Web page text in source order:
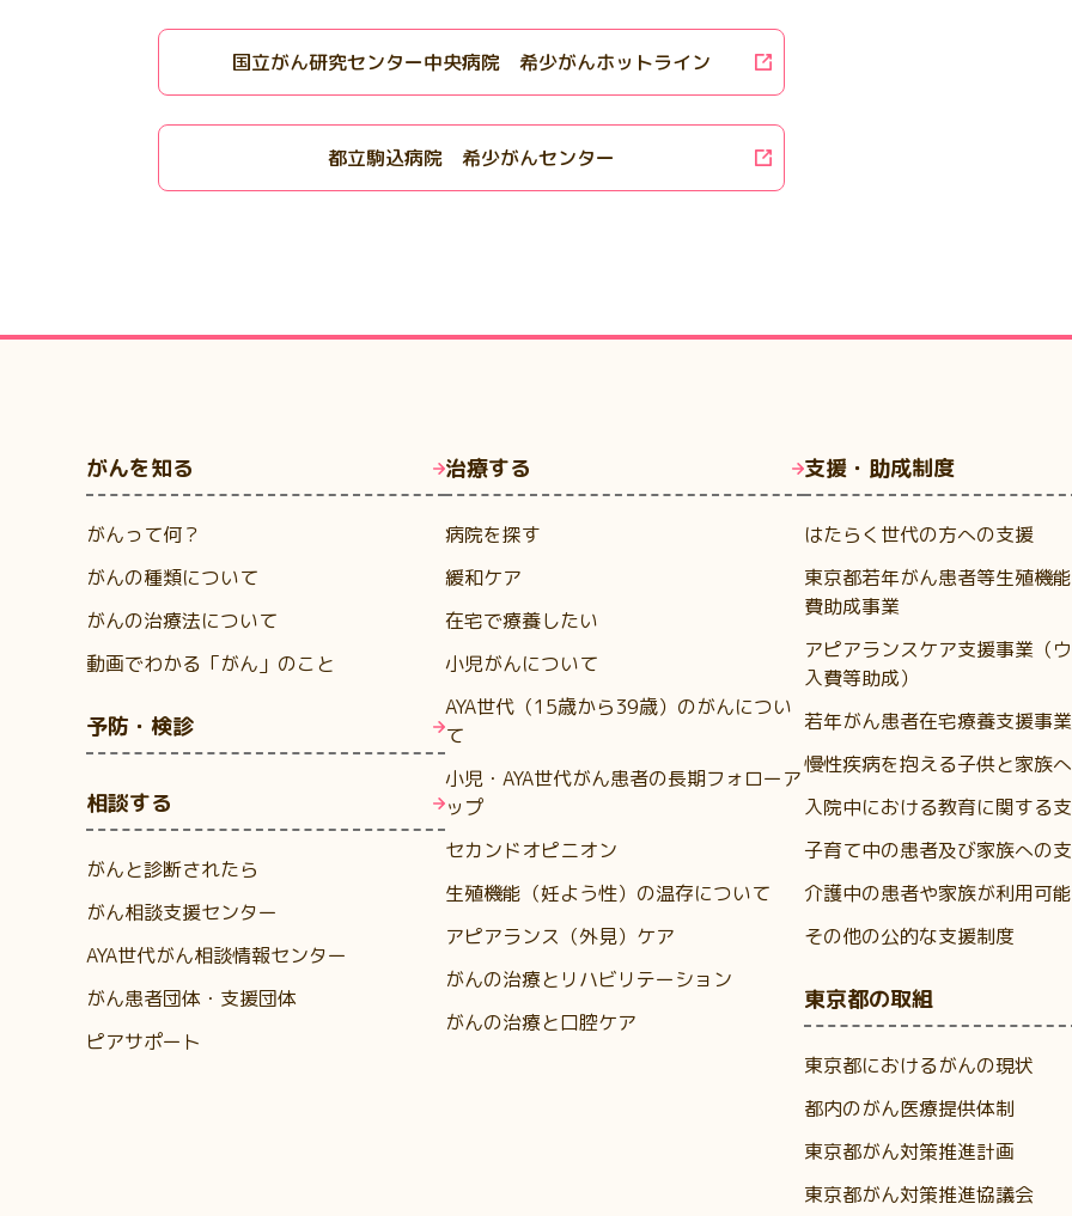
国立がん研究センター中央病院 希少がんホットライン
都立駒込病院 希少がんセンター
がんを知る
がんって何？
がんの種類について
がんの治療法について
動画でわかる「がん」のこと
予防・検診
相談する
がんと診断されたら
がん相談支援センター
AYA世代がん相談情報センター
がん患者団体・支援団体
ピアサポート
治療する
病院を探す
緩和ケア
在宅で療養したい
小児がんについて
AYA世代（15歳から39歳）のがんについ
て
小児・AYA世代がん患者の長期フォローア
ップ
セカンドオピニオン
生殖機能（妊よう性）の温存について
アピアランス（外見）ケア
がんの治療とリハビリテーション
がんの治療と口腔ケア
支援・助成制度
はたらく世代の方への支援
東京都若年がん患者等生殖機
費助成事業
アピアランスケア支援事業（
入費等助成）
若年がん患者在宅療養支援事業
慢性疾病を抱える子供と家族
入院中における教育に関する
子育て中の患者及び家族への
介護中の患者や家族が利用可
その他の公的な支援制度
東京都の取組
東京都におけるがんの現状
都内のがん医療提供体制
東京都がん対策推進計画
東京都がん対策推進協議会